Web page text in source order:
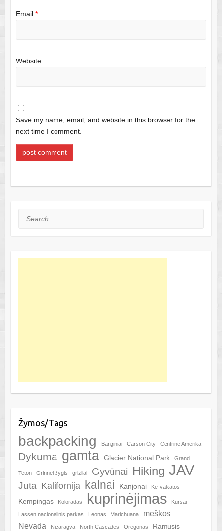
Email *
Website
Save my name, email, and website in this browser for the
next time I comment.
Search
Žymos/Tags
backpacking Banginiai Carson City Centrinė Amerika
Dykuma gamta Glacier National Park Grand
Teton Grinnel žygis grizliai Gyvūnai Hiking JAV
Juta Kalifornija kalnai Kanjonai Ke-valkatos
Kempingas Koloradas kuprinėjimas Kursai
Lassen nacionalinis parkas Leonas Marichuana
meškos
Nevada
Nicaragva North Cascades Oregonas
Ramusis